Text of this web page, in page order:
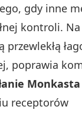
gdy inne
kontroli. Na
przewlekłą
poprawia
Monkasta
receptorów